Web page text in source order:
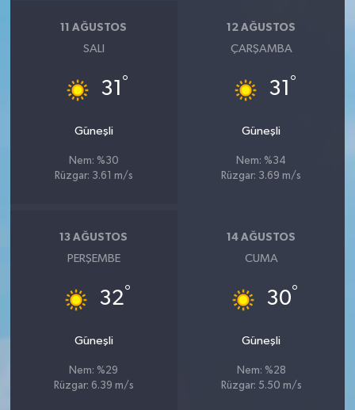
11 AĞUSTOS
SALI
31 °
Güneşli
Nem: %30
Rüzgar: 3.61 m/s
12 AĞUSTOS
ÇARŞAMBA
31 °
Güneşli
Nem: %34
Rüzgar: 3.69 m/s
13 AĞUSTOS
PERŞEMBE
32°
Güneşli
Nem: %29
Rüzgar: 6.39 m/s
14 AĞUSTOS
CUMA
30°
Güneşli
Nem: %28
Rüzgar: 5.50 m/s